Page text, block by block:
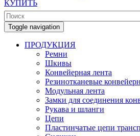
КУПИТЬ
Toggle navigation
ПРОДУКЦИЯ
Ремни
Шкивы
Конвейерная лента
Резинотканевые
Модульная лента
Замки для соединения
Рукава и шланги
Цепи
Пластинчатые цепи